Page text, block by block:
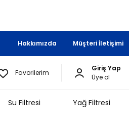
Hakkımızda Müşteri İletişimi
Favorilerim
Giriş Yap
Üye ol
Su Filtresi Yağ Filtresi